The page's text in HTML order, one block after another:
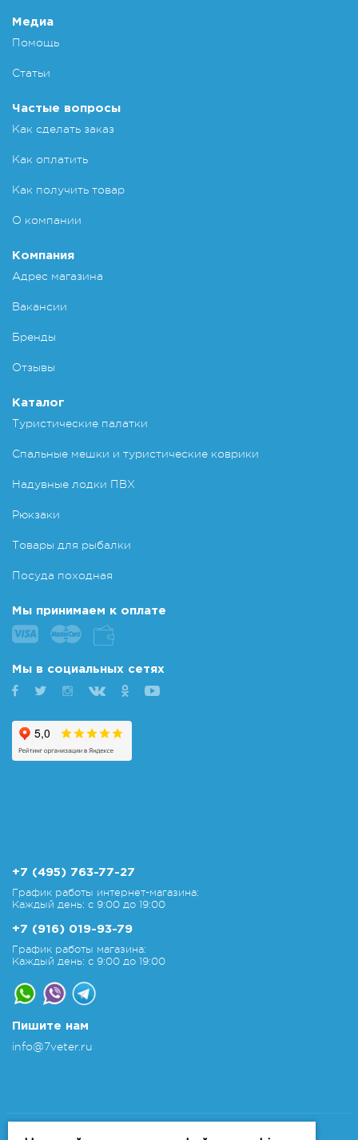
Медиа
Помощь
Статьи
Частые вопросы
Как сделать заказ
Как оплатить
Как получить товар
О компании
Компания
Адрес магазина
Вакансии
Бренды
Отзывы
Каталог
Туристические палатки
Спальные мешки и туристические коврики
Надувные лодки ПВХ
Рюкзаки
Товары для рыбалки
Посуда походная
Мы принимаем к оплате
Мы в социальных сетях
+7 (495) 763-77-27
График работы интернет-магазина:
Каждый день: с 9:00 до 19:00
+7 (916) 019-93-79
График работы магазина:
Каждый день: с 9:00 до 19:00
Пишите нам
info@7veter.ru